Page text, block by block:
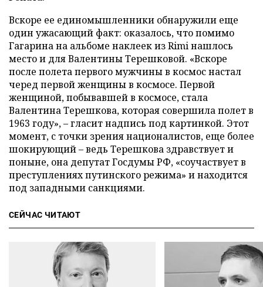
Вскоре ее единомышленники обнаружили еще
один ужасающий факт: оказалось, что помимо
Гагарина на альбоме наклеек из Rimi нашлось
место и для Валентины Терешковой. «Вскоре
после полета первого мужчины в космос настал
черед первой женщины в космосе. Первой
женщиной, побывавшей в космосе, стала
Валентина Терешкова, которая совершила полет в
1963 году», – гласит надпись под картинкой. Этот
момент, с точки зрения националистов, еще более
шокирующий – ведь Терешкова здравствует и
поныне, она депутат Госдумы РФ, «соучаствует в
преступлениях путинского режима» и находится
под западными санкциями.
СЕЙЧАС ЧИТАЮТ